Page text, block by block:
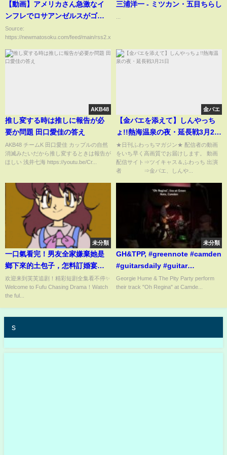
【動画】アメリカさん急激なイ
ンフレでロサアンゼルスがゴッ
サムみたいになる
Source:
https://newmatosoku.com/feed/main/rss2.xml...
三浦洋一 - ミツカン・五目ちらし
AKB48
推し変する時は推しに報告が必
要か問題 田口愛佳の答え
AKB48 チームK 田口愛佳 カップルの自然
消滅みたいだから推し変するときは報告が
ほしい 浅井七海 https://youtu.be/Cr...
金バエ
【金バエを添えて】しんやっち
ょ!!熱海温泉の夜・延長戦3月21
日
★日刊ふわっちマガジン★ 配信者の動画
をいち早く高画質でお届けします。 動画
配信サイト⇒ツイキャス＆ふわっち 出演
者 ⇒金バエ、しんや...
未分類
一口氣看完！男友全家嫌棄她是
鄉下來的土包子，怎料訂婚宴當
天她被三個大佬哥哥認回豪門，
男友全家跪著向她認錯，灰姑娘
寵上天】#芙芙追剧 #熱播短劇
欢迎来到芙芙追剧！精彩短剧全集看不停✨
Welcome to Fufu Chasing Drama！Watch
the ful...
未分類
GH&TPP, #greennote #camden
#guitarsdaily #guitar
#instrumental #jazz
#vintageguitar #gibson #live
Georgie Hume & The Pity Party perform
their track "Oh Regina" at Camde...
s